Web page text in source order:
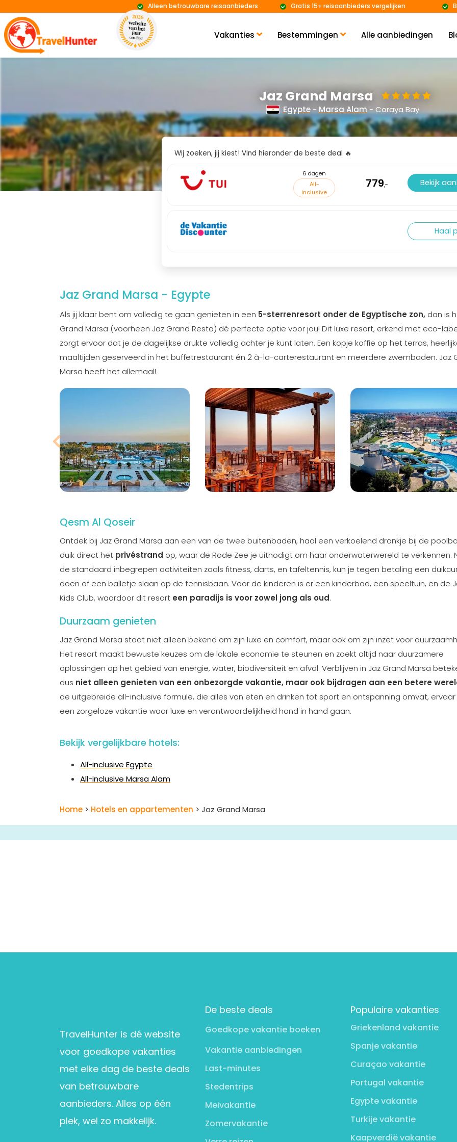
Vakanties Bestemmingen Alle aanbiedingen
Alleen betrouwbare reisaanbieders Gratis 15+ reisaanbieders vergelijken
Jaz Grand Marsa
Egypte- Marsa Alam- Coraya Bay
Wij zoeken, jij kiest! Vind hieronder de beste deal 🔥
6 dagen
All-
inclusive
779,- Bekijk
Haal
Jaz Grand Marsa - Egypte
Als jij klaar bent om volledig te gaan genieten in een 5-sterrenresort onder de Egyptische zon, dan is
Grand Marsa (voorheen Jaz Grand Resta) dé perfecte optie voor jou! Dit luxe resort, erkend met eco-
zorgt ervoor dat je de dagelijkse drukte volledig achter je kunt laten. Een kopje koffie op het terras,
maaltijden geserveerd in het buffetrestaurant én 2 à-la-carterestaurant en meerdere zwembaden. Jaz
Marsa heeft het allemaal!
Qesm Al Qoseir
Ontdek bij Jaz Grand Marsa aan een van de twee buitenbaden, haal een verkoelend drankje bij de
duik direct het privéstrand op, waar de Rode Zee je uitnodigt om haar onderwaterwereld te verkennen.
de standaard inbegrepen activiteiten zoals fitness, darts, en tafeltennis, kun je tegen betaling een
doen of een balletje slaan op de tennisbaan. Voor de kinderen is er een kinderbad, een speeltuin, en de
Kids Club, waardoor dit resort een paradijs is voor zowel jong als oud.
Duurzaam genieten
Jaz Grand Marsa staat niet alleen bekend om zijn luxe en comfort, maar ook om zijn inzet voor
Het resort maakt bewuste keuzes om de lokale economie te steunen en zoekt altijd naar duurzamere
oplossingen op het gebied van energie, water, biodiversiteit en afval. Verblijven in Jaz Grand Marsa
dus niet alleen genieten van een onbezorgde vakantie, maar ook bijdragen aan een betere
de uitgebreide all-inclusive formule, die alles van eten en drinken tot sport en ontspanning omvat, ervaar
een zorgeloze vakantie waar luxe en verantwoordelijkheid hand in hand gaan.
Bekijk vergelijkbare hotels:
All-inclusive Egypte
All-inclusive Marsa Alam
Home > Hotels en appartementen > Jaz Grand Marsa
TravelHunter is dé website
voor goedkope vakanties
met elke dag de beste deals
van betrouwbare
aanbieders. Alles op één
plek, wel zo makkelijk.
De beste deals
Goedkope vakantie boeken
Vakantie aanbiedingen
Last-minutes
Stedentrips
Meivakantie
Zomervakantie
Populaire vakanties
Griekenland vakantie
Spanje vakantie
Curaçao vakantie
Portugal vakantie
Egypte vakantie
Turkije vakantie
Kaapverdië vakantie